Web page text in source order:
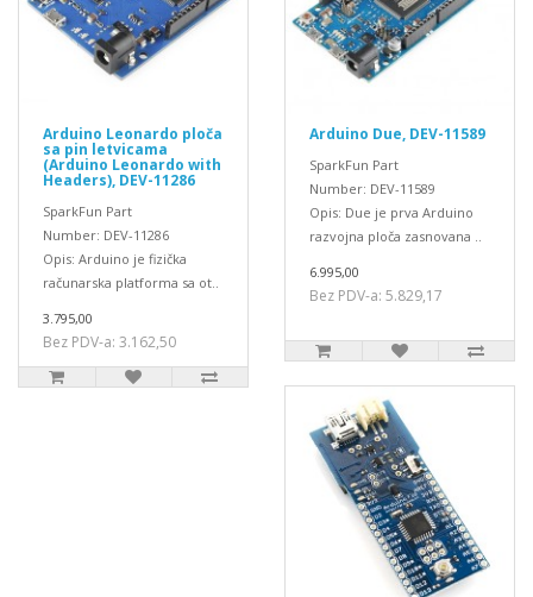
Arduino Leonardo ploča
sa pin letvicama
(Arduino Leonardo with
Headers), DEV-11286
SparkFun Part
Number: DEV-11286
Opis: Arduino je fizička
računarska platforma sa ot..
3.795,00
Bez PDV-a: 3.162,50
Arduino Due, DEV-11589
SparkFun Part
Number: DEV-11589
Opis: Due je prva Arduino
razvojna ploča zasnovana ..
6.995,00
Bez PDV-a: 5.829,17